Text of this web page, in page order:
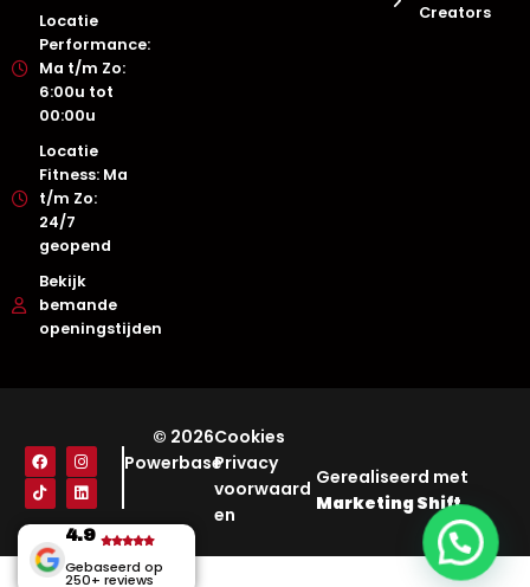
4.9
Gebaseerd op
250+ reviews
Locatie
Performance:
Ma t/m Zo:
6:00u tot
00:00u
Locatie
Fitness: Ma
t/m Zo:
24/7
geopend
Bekijk
bemande
openingstijden
Creators
© 2026
Powerbase
Cookies
Privacy
voorwaard
en
Gerealiseerd met
Marketing Shift